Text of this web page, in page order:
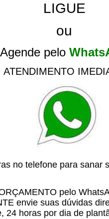
LIGUE
ou
Agende pelo
ATENDIMENTO
no telefone para sanar
pelo
envie suas dúvidas
24 horas por dia de